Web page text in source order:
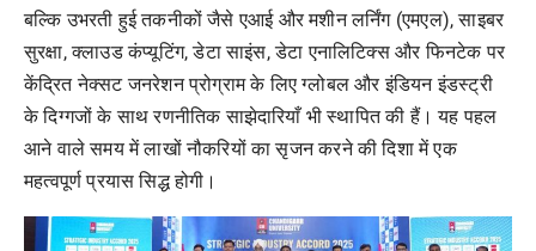
बल्कि उभरती हुई तकनीकों जैसे एआई और मशीन लर्निंग (एमएल), साइबर
सुरक्षा, क्लाउड कंप्यूटिंग, डेटा साइंस, डेटा एनालिटिक्स और फिनटेक पर
केंद्रित नेक्सट जनरेशन प्रोग्राम के लिए ग्लोबल और इंडियन इंडस्ट्री
के दिग्गजों के साथ रणनीतिक साझेदारियाँ भी स्थापित की हैं। यह पहल
आने वाले समय में लाखों नौकरियों का सृजन करने की दिशा में एक
महत्वपूर्ण प्रयास सिद्ध होगी।